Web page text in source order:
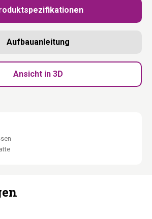
Als Bausatz geliefert mit Schrauben,
In den Niederlanden entworfen.
bis 15 kg:Reißverschluss auf, bei 30°C
Raum für die Katze, die kurz allein
In den Niederlanden entworfen.
Aufbauanleitung
Ansicht in 3D